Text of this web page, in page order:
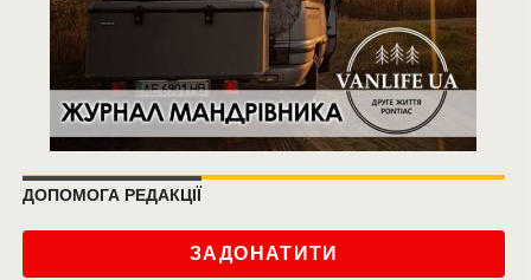
ДОПОМОГА РЕДАКЦІЇ
ЗАДОНАТИТИ